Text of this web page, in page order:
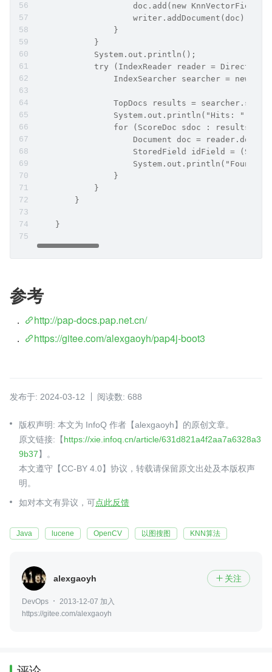
doc.add(new
                    writer.addDocument(doc);
                }
            }
            System.out.println();
try (IndexReader reader =
IndexSearcher searcher = new
TopDocs results =
System.out.println("Hits: " +
for (ScoreDoc sdoc :
Document doc =
StoredField idField =
System.out.println("Found:
                }
            }
        }
    }
参考
http://pap-docs.pap.net.cn/
https://gitee.com/alexgaoyh/pap4j-boot3
发布于: 2024-03-12 阅读数: 688
版权声明: 本文为 InfoQ 作者【alexgaoyh】的原创文章。
原文链接:【https://xie.infoq.cn/article/631d821a4f2aa7a6328a3
9b37】。
本文遵守【CC-BY 4.0】协议，转载请保留原文出处及本版权声
明。
如对本文有异议，可点此反馈
Java lucene OpenCV 以图搜图 KNN算法
alexgaoyh  关注
DevOps
2013-12-07 加入
https://gitee.com/alexgaoyh